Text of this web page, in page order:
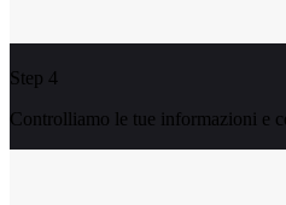
Step 4
Controlliamo le tue informazioni e